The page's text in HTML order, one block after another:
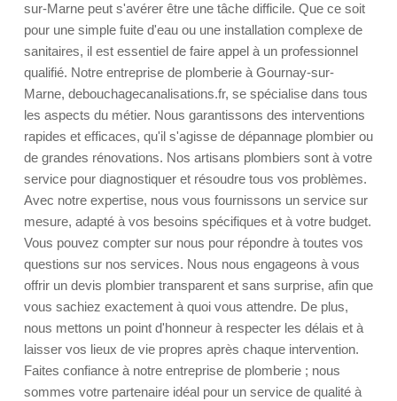
sur-Marne peut s'avérer être une tâche difficile. Que ce soit
pour une simple fuite d'eau ou une installation complexe de
sanitaires, il est essentiel de faire appel à un professionnel
qualifié. Notre entreprise de plomberie à Gournay-sur-
Marne, debouchagecanalisations.fr, se spécialise dans tous
les aspects du métier. Nous garantissons des interventions
rapides et efficaces, qu'il s'agisse de dépannage plombier ou
de grandes rénovations. Nos artisans plombiers sont à votre
service pour diagnostiquer et résoudre tous vos problèmes.
Avec notre expertise, nous vous fournissons un service sur
mesure, adapté à vos besoins spécifiques et à votre budget.
Vous pouvez compter sur nous pour répondre à toutes vos
questions sur nos services. Nous nous engageons à vous
offrir un devis plombier transparent et sans surprise, afin que
vous sachiez exactement à quoi vous attendre. De plus,
nous mettons un point d'honneur à respecter les délais et à
laisser vos lieux de vie propres après chaque intervention.
Faites confiance à notre entreprise de plomberie ; nous
sommes votre partenaire idéal pour un service de qualité à